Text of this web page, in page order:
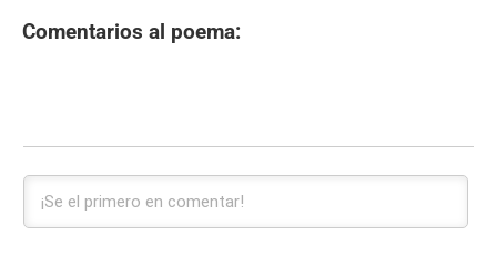
Comentarios al poema: